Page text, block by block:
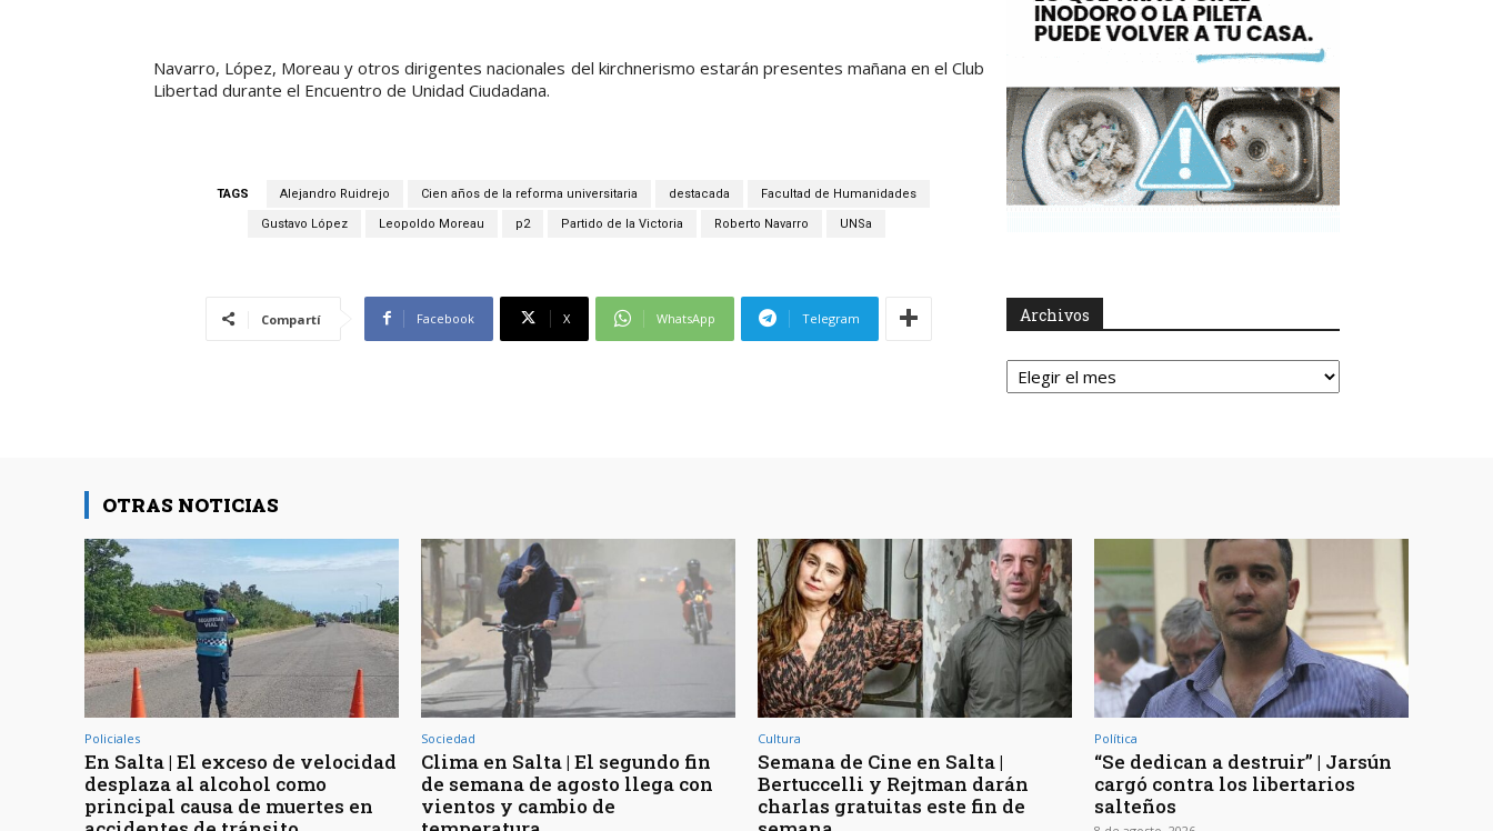
Navarro, López, Moreau y otros dirigentes nacionales del kirchnerismo estarán presentes mañana en el Club
Libertad durante el Encuentro de Unidad Ciudadana.
TAGS Alejandro Ruidrejo Cien años de la reforma universitaria destacada Facultad de Humanidades
Gustavo López Leopoldo Moreau p2 Partido de la Victoria Roberto Navarro UNSa
Compartí Facebook X WhatsApp Telegram Archivos
Archivos
OTRAS NOTICIAS
Policiales
En Salta | El exceso de velocidad
desplaza al alcohol como
principal causa de muertes en
Sociedad
Clima en Salta | El segundo fin
de semana de agosto llega con
vientos y cambio de
Cultura
Semana de Cine en Salta |
Bertuccelli y Rejtman darán
charlas gratuitas este fin de
Política
“Se dedican a destruir” | Jarsún
cargó contra los libertarios
salteños